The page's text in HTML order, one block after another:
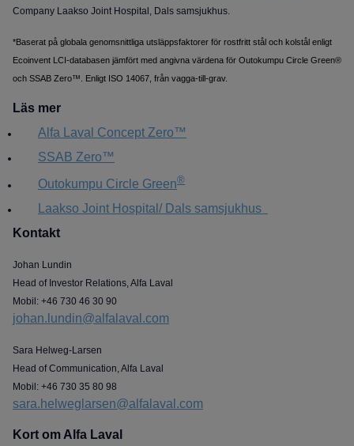
Company Laakso Joint Hospital, Dals samsjukhus.
*Baserat på globala genomsnittliga utsläppsfaktorer för rostfritt stål och kolstål enligt
Ecoinvent LCI-databasen jämfört med angivna värdena för Outokumpu Circle Green®
och SSAB Zero™. Enligt ISO 14067, från vagga-till-grav.
Läs mer
Alfa Laval Concept Zero™
SSAB Zero™
Outokumpu Circle Green®
Laakso Joint Hospital/ Dals samsjukhus
Kontakt
Johan Lundin
Head of Investor Relations, Alfa Laval
Mobil: +46 730 46 30 90
johan.lundin@alfalaval.com
Sara Helweg-Larsen
Head of Communication, Alfa Laval
Mobil: +46 730 35 80 98
sara.helweglarsen@alfalaval.com
Kort om Alfa Laval